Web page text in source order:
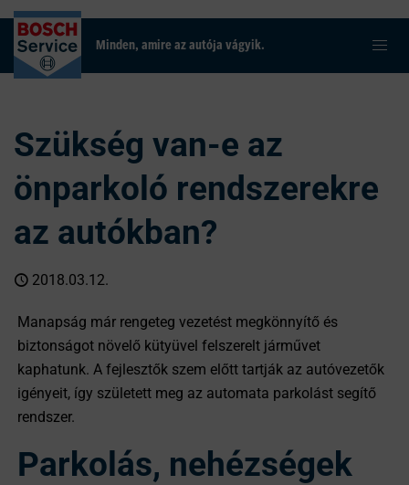
Minden, amire az autója vágyik.
Szükség van-e az
önparkoló rendszerekre
az autókban?
2018.03.12.
Manapság már rengeteg vezetést megkönnyítő és
biztonságot növelő kütyüvel felszerelt járművet
kaphatunk. A fejlesztők szem előtt tartják az autóvezetők
igényeit, így született meg az automata parkolást segítő
rendszer.
Parkolás, nehézségek